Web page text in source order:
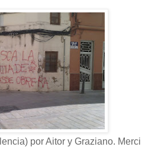
por Aitor y Graziano. Merci